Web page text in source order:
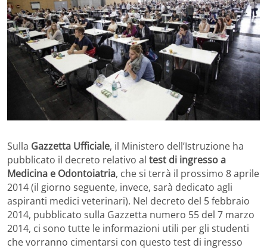
Sulla Gazzetta Ufficiale, il Ministero dell’Istruzione ha
pubblicato il decreto relativo al test di ingresso a
Medicina e Odontoiatria, che si terrà il prossimo 8 aprile
2014 (il giorno seguente, invece, sarà dedicato agli
aspiranti medici veterinari). Nel decreto del 5 febbraio
2014, pubblicato sulla Gazzetta numero 55 del 7 marzo
2014, ci sono tutte le informazioni utili per gli studenti
che vorranno cimentarsi con questo test di ingresso